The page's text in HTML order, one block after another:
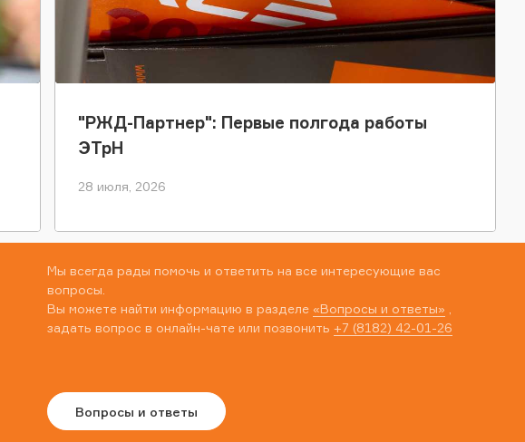
"РЖД-Партнер": Первые полгода работы
ЭТрН
28 июля, 2026
Мы всегда рады помочь и ответить на все интересующие вас
вопросы.
Вы можете найти информацию в разделе «Вопросы и ответы»
задать вопрос в онлайн-чате или позвонить +7 (8182) 42-01-26
Вопросы и ответы